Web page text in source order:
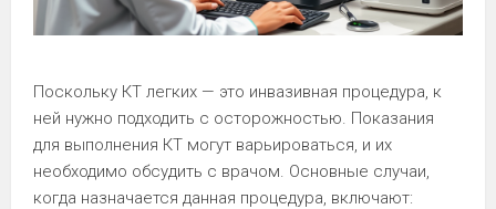
Поскольку КТ легких — это инвазивная процедура, к
ней нужно подходить с осторожностью. Показания
для выполнения КТ могут варьироваться, и их
необходимо обсудить с врачом. Основные случаи,
когда назначается данная процедура, включают: